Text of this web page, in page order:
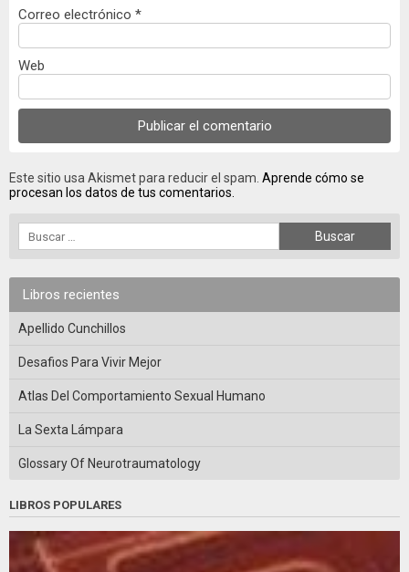
Correo electrónico *
Web
Este sitio usa Akismet para reducir el spam. Aprende cómo se
procesan los datos de tus comentarios.
Libros recientes
Apellido Cunchillos
Desafios Para Vivir Mejor
Atlas Del Comportamiento Sexual Humano
La Sexta Lámpara
Glossary Of Neurotraumatology
LIBROS POPULARES